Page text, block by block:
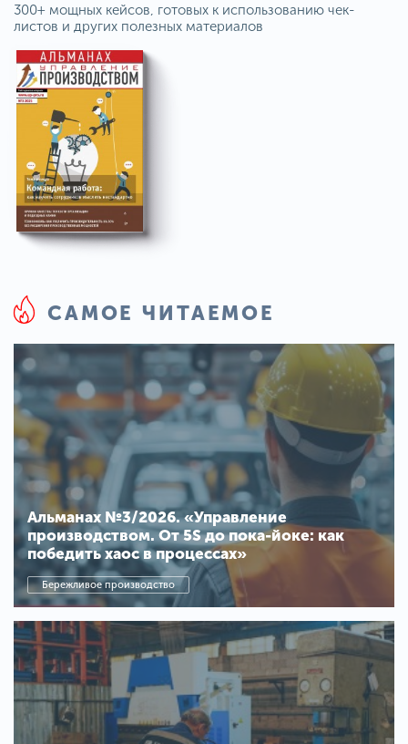
300+ мощных кейсов, готовых к использованию чек-
листов и других полезных материалов
САМОЕ ЧИТАЕМОЕ
Альманах №3/2026. «Управление
производством. От 5S до пока-йоке: как
победить хаос в процессах»
Бережливое производство